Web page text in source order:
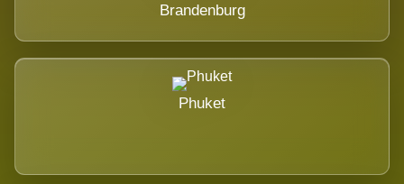
Brandenburg
Phuket